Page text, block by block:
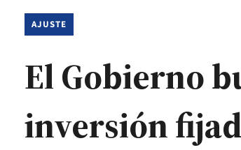
AJUSTE
El Gobierno
inversión